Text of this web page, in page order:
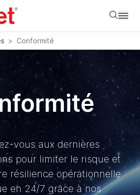
> Conformité
vous aux dernières
pour limiter le risque et
résilience opérationnelle
en 24/7 grâce à nos